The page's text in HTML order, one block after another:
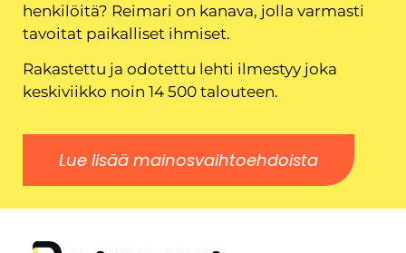
henkilöitä? Reimari on kanava, jolla varmasti
tavoitat paikalliset ihmiset.
Rakastettu ja odotettu lehti ilmestyy joka
keskiviikko noin 14 500 talouteen.
Lue lisää mainosvaihtoehdoista